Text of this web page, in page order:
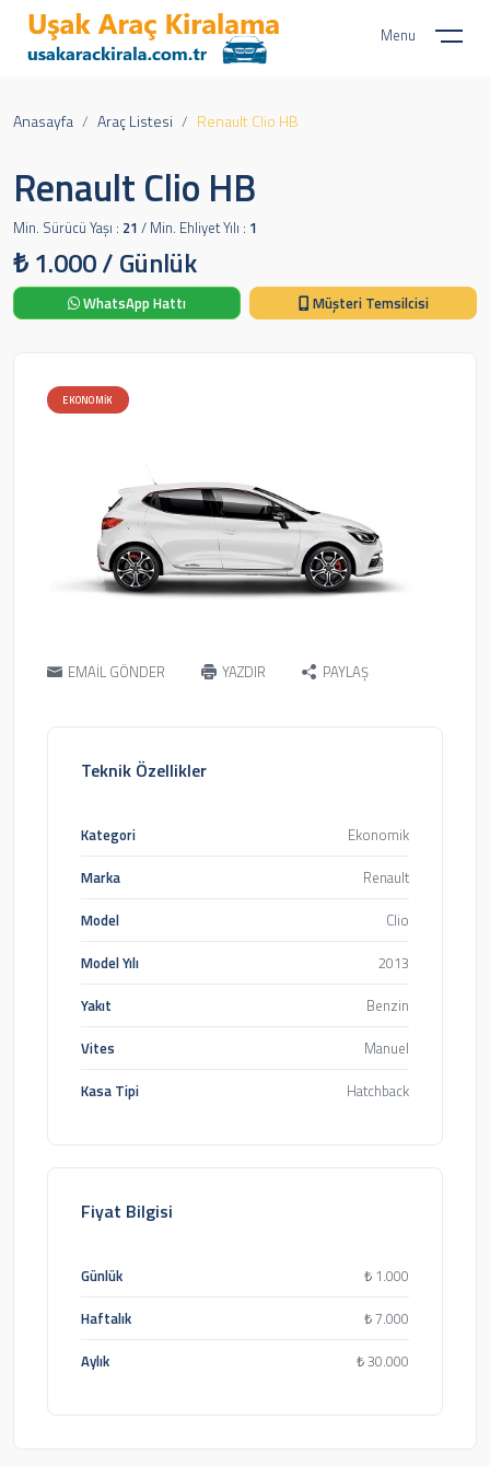
Menu
Anasayfa Araç Listesi Renault Clio HB
Renault Clio HB
Min. Sürücü Yaşı : 21 / Min. Ehliyet Yılı : 1
₺1.000/ Günlük
WhatsApp Hattı Müşteri Temsilcisi
EKONOMIK
EMAİL GÖNDER YAZDIR PAYLAŞ
Teknik Özellikler
Kategori
Ekonomik
Marka
Renault
Model
Clio
Model Yılı
2013
Yakıt
Benzin
Vites
Manuel
Kasa Tipi
Hatchback
Fiyat Bilgisi
Günlük ₺ 1.000
Haftalık
₺7.000
Aylık
₺30.000